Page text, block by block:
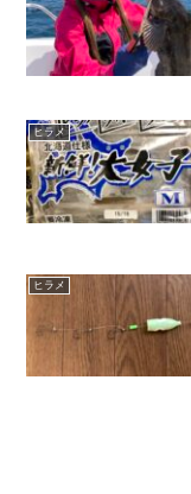
ヒラメ
ヒラメ